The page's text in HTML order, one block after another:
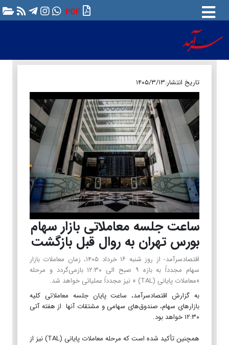
PDF
تاریخ انتشار:۱۴۰۵/۳/۱۳
ساعت جلسه معاملاتی بازار سهام
بورس تهران به روال قبل بازگشت
اقتصادسرآمد- از روز شنبه ۱۶ خرداد ۱۴۰۵، زمان معاملات بازار
سهام مجدداً به بازه ۹ صبح الی ۱۲:۳۰ بازمی‌گردد و مرحله
«معاملات پایانی (TAL) » نیز مجدداً عملیاتی خواهد شد.
به گزارش اقتصادسرآمد، ساعت پایان جلسه معاملاتی کلیه
بازارهای سهام، صندوق‌های سهامی و مشتقات آنها از هفته آتی
۱۲:۳۰ خواهد بود.
همچنین تأکید شده است که مرحله معاملات پایانی (TAL) نیز از